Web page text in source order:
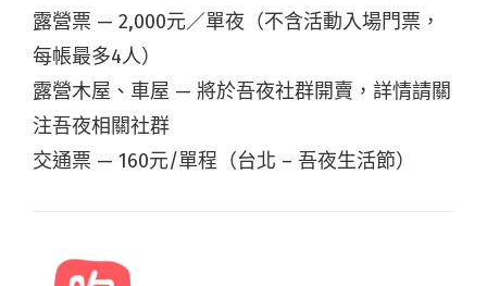
露營票 — 2,000元／單夜（不含活動入場門票，
每帳最多4人）
露營木屋、車屋 — 將於吾夜社群開賣，詳情請關
注吾夜相關社群
交通票 — 160元/單程（台北 – 吾夜生活節）